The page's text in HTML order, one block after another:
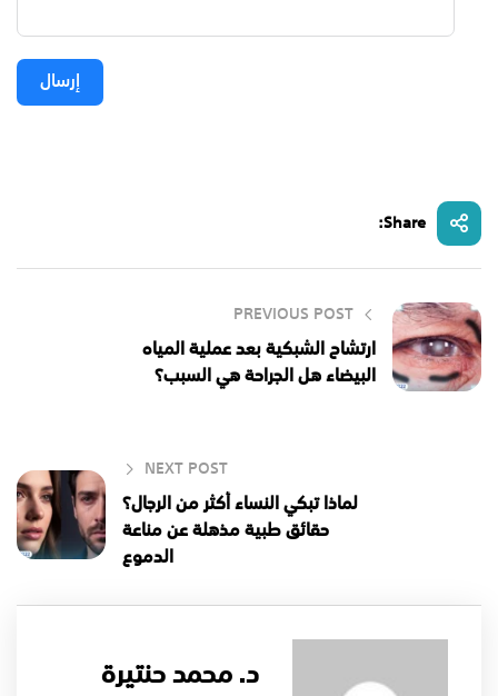
إرسال
Share:
PREVIOUS POST
ارتشاح الشبكية بعد عملية المياه
البيضاء هل الجراحة هي السبب؟
NEXT POST
لماذا تبكي النساء أكثر من الرجال؟
حقائق طبية مذهلة عن مناعة
الدموع
د. محمد حنتيرة